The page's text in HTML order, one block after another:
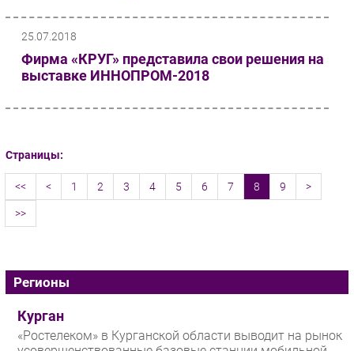
25.07.2018
Фирма «КРУГ» представила свои решения на
выставке ИННОПРОМ-2018
Страницы:
<< < 1 2 3 4 5 6 7 8 9 >
>>
Регионы
Курган
«Ростелеком» в Курганской области выводит на рынок